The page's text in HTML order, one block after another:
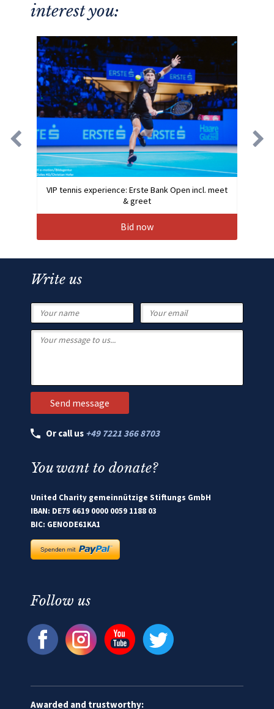
interest you:
VIP tennis experience: Erste Bank Open incl. meet
& greet
Bid now
Write us
Or call us +49 7221 366 8703
You want to donate?
United Charity gemeinnützige Stiftungs GmbH
IBAN: DE75 6619 0000 0059 1188 03
BIC: GENODE61KA1
Follow us
Awarded and trustworthy: